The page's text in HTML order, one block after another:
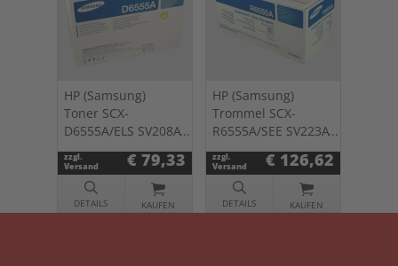
HP (Samsung)
Toner SCX-
D6555A/ELS SV208A
schwarz
zzgl.
Versand
€ 79,33
DETAILS KAUFEN
HP (Samsung)
Trommel SCX-
R6555A/SEE SV223A
schwarz
zzgl.
Versand
€ 126,62
DETAILS KAUFEN